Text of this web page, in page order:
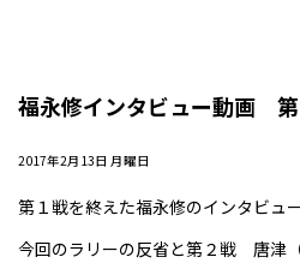
福永修インタビュー動画 第
2017年2月13日 月曜日
第１戦を終えた福永修のインタビュー
今回のラリーの反省と第２戦 唐津